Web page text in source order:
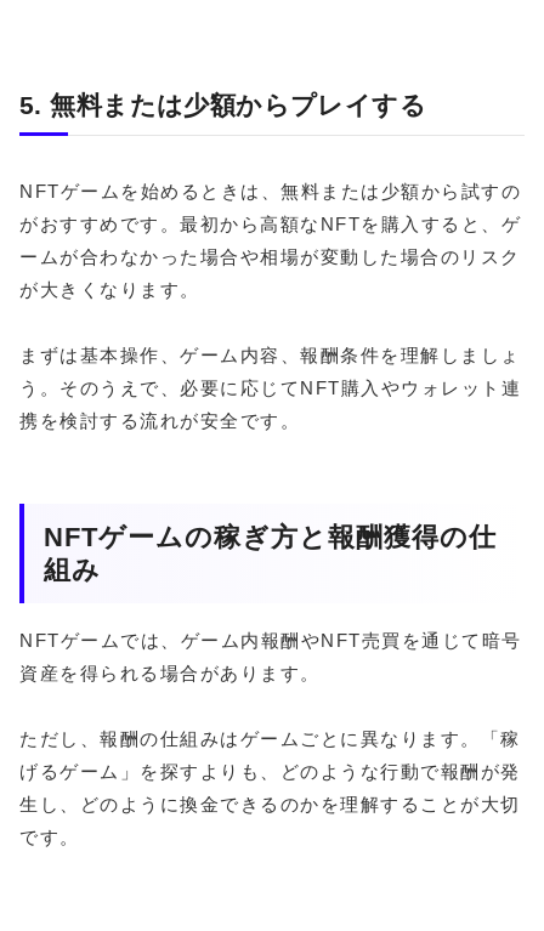
5. 無料または少額からプレイする
NFTゲームを始めるときは、無料または少額から試すの
がおすすめです。最初から高額なNFTを購入すると、ゲ
ームが合わなかった場合や相場が変動した場合のリスク
が大きくなります。
まずは基本操作、ゲーム内容、報酬条件を理解しましょ
う。そのうえで、必要に応じてNFT購入やウォレット連
携を検討する流れが安全です。
NFTゲームの稼ぎ方と報酬獲得の仕
組み
NFTゲームでは、ゲーム内報酬やNFT売買を通じて暗号
資産を得られる場合があります。
ただし、報酬の仕組みはゲームごとに異なります。「稼
げるゲーム」を探すよりも、どのような行動で報酬が発
生し、どのように換金できるのかを理解することが大切
です。